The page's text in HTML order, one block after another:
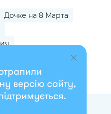
Дочке на 8 Марта
Дочке на юбилей